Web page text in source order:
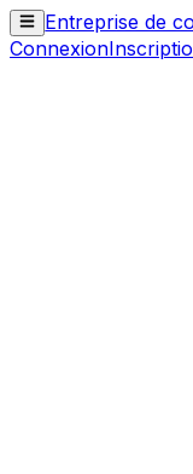
Entreprise de
Connexion